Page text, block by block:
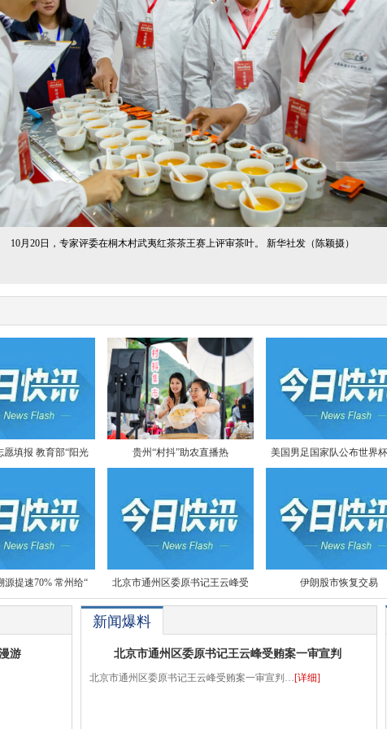
10月20日，专家评委在桐木村武夷红茶茶王赛上评审茶叶。 新华社发（陈颖摄）
愿填报 教育部“阳光 贵州“村抖”助农直播热 美国男足国家队公布世界
源提速70% 常州给“ 北京市通州区委原书记王云峰受 伊朗股市恢复交易
游
新闻爆料
北京市通州区委原书记王云峰受贿案一审宣判
北京市通州区委原书记王云峰受贿案一审宣判…[详细]